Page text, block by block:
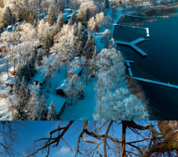
Kissainsee in Masuren